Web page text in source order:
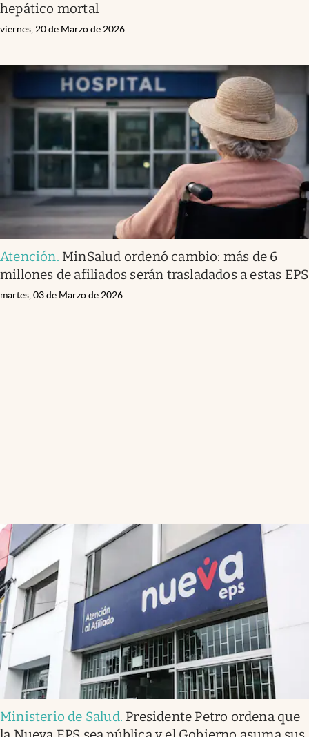
hepático mortal
viernes, 20 de Marzo de 2026
Atención. MinSalud ordenó cambio: más de 6
millones de afiliados serán trasladados a estas EPS
martes, 03 de Marzo de 2026
Ministerio de Salud. Presidente Petro ordena que